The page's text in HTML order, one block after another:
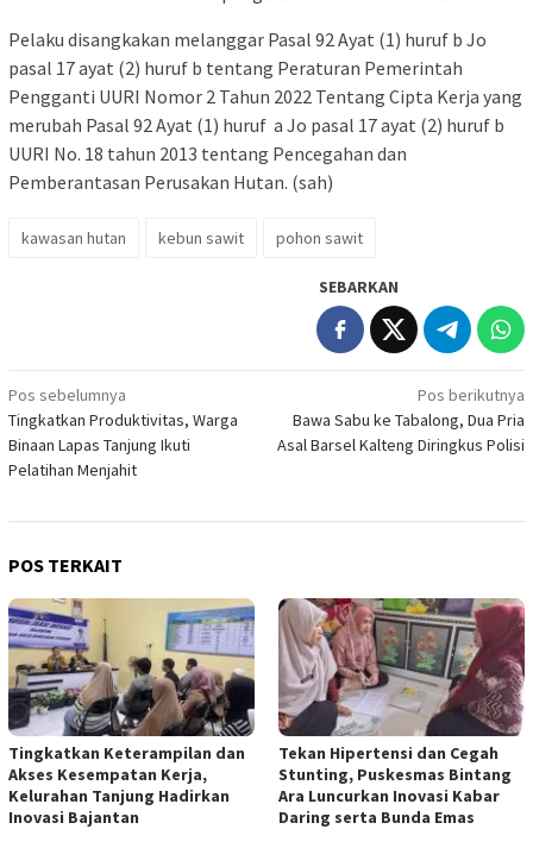
Pelaku disangkakan melanggar Pasal 92 Ayat (1) huruf b Jo
pasal 17 ayat (2) huruf b tentang Peraturan Pemerintah
Pengganti UURI Nomor 2 Tahun 2022 Tentang Cipta Kerja yang
merubah Pasal 92 Ayat (1) huruf a Jo pasal 17 ayat (2) huruf b
UURI No. 18 tahun 2013 tentang Pencegahan dan
Pemberantasan Perusakan Hutan. (sah)
kawasan hutan kebun sawit pohon sawit
SEBARKAN
Navigasi
pos
Pos sebelumnya
Tingkatkan Produktivitas, Warga
Binaan Lapas Tanjung Ikuti
Pelatihan Menjahit
Pos berikutnya
Bawa Sabu ke Tabalong, Dua Pria
Asal Barsel Kalteng Diringkus Polisi
POS TERKAIT
Tingkatkan Keterampilan dan
Akses Kesempatan Kerja,
Kelurahan Tanjung Hadirkan
Inovasi Bajantan
Tekan Hipertensi dan Cegah
Stunting, Puskesmas Bintang
Ara Luncurkan Inovasi Kabar
Daring serta Bunda Emas